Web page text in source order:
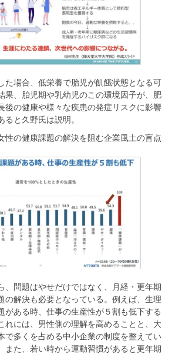
た場合、低栄養で胎児が飢餓状態となる可
果、胎児期や乳幼児のこの環境因子が、肥
後の健康や様々な疾患の発症リスクに影響
と久野氏は説明。
性の健康課題の解決を阻む企業風土の盲点
、問題はやせだけではなく、月経・更年期
の解決も必要となっている。例えば、生理
がある時、仕事の生産性が５割も低下する
れには、男性側の理解を高めることと、大
で多くを占める中小企業の制度を整えてい
また、若い時から運動習慣があると更年期